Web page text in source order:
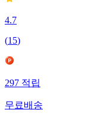
4.7
(15)
297적립
무료배송